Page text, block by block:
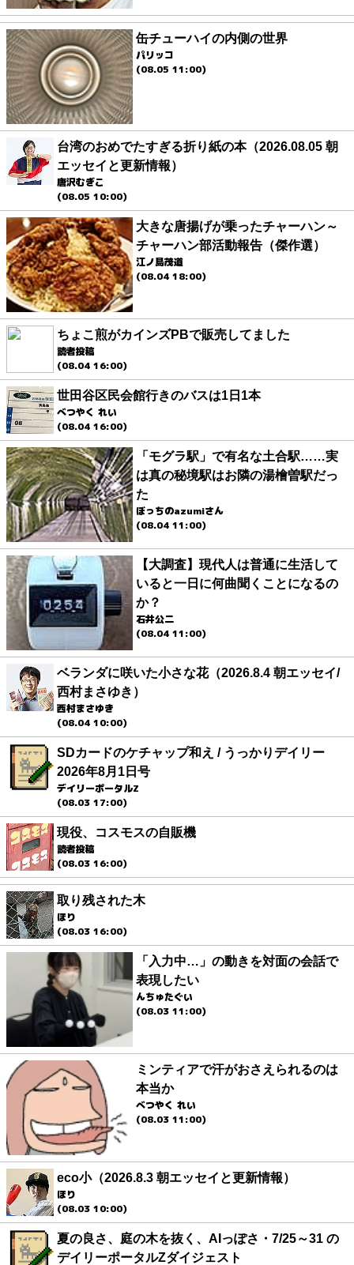
缶チューハイの内側の世界
パリッコ
(08.05 11:00)
台湾のおめでたすぎる折り紙の本（2026.08.05 朝
エッセイと更新情報）
唐沢むぎこ
(08.05 10:00)
大きな唐揚げが乗ったチャーハン～
チャーハン部活動報告（傑作選）
江ノ島茂道
(08.04 18:00)
ちょこ煎がカインズPBで販売してました
読者投稿
(08.04 16:00)
世田谷区民会館行きのバスは1日1本
べつやく れい
(08.04 16:00)
「モグラ駅」で有名な土合駅……実
は真の秘境駅はお隣の湯檜曽駅だっ
た
ぼっちのazumiさん
(08.04 11:00)
【大調査】現代人は普通に生活して
いると一日に何曲聞くことになるの
か？
石井公二
(08.04 11:00)
ベランダに咲いた小さな花（2026.8.4 朝エッセイ/
西村まさゆき）
西村まさゆき
(08.04 10:00)
SDカードのケチャップ和え / うっかりデイリー
2026年8月1日号
デイリーポータルZ
(08.03 17:00)
現役、コスモスの自販機
読者投稿
(08.03 16:00)
取り残された木
ほり
(08.03 16:00)
「入力中…」の動きを対面の会話で
表現したい
んちゅたぐい
(08.03 11:00)
ミンティアで汗がおさえられるのは
本当か
べつやく れい
(08.03 11:00)
eco小（2026.8.3 朝エッセイと更新情報）
ほり
(08.03 10:00)
夏の良さ、庭の木を抜く、AIっぽさ・7/25～31 の
デイリーポータルZダイジェスト